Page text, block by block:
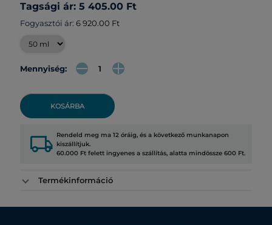
Tagsági ár: 5 405.00 Ft
Fogyasztói ár: 6 920.00 Ft
Mennyiség:
KOSÁRBA
local_shipping Rendeld meg ma 12 óráig, és a következő munkanapon
kiszállítjuk.
60.000 Ft felett ingyenes a szállítás, alatta mindössze 600 Ft.
Termékinformáció